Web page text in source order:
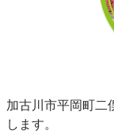
加古川市平岡町二
します。